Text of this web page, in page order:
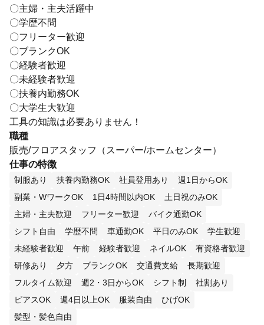
〇主婦・主夫活躍中
〇学歴不問
〇フリーター歓迎
〇ブランクOK
〇経験者歓迎
〇未経験者歓迎
〇扶養内勤務OK
〇大学生大歓迎
工具の知識は必要ありません！
職種
販売/フロアスタッフ（スーパー/ホームセンター）
仕事の特徴
制服あり 扶養内勤務OK 社員登用あり
週1日からOK
副業・WワークOK
1日4時間以内OK
土日祝のみOK
主婦・主夫歓迎
フリーター歓迎
バイク通勤OK
シフト自由
学歴不問 車通勤OK 平日のみOK
学生歓迎
未経験者歓迎
午前 経験者歓迎 ネイルOK
有資格者歓迎
研修あり
夕方 ブランクOK 交通費支給
長期歓迎
フルタイム歓迎
週2・3日からOK シフト制
社割あり
ピアスOK
週4日以上OK 服装自由
ひげOK
髪型・髪色自由